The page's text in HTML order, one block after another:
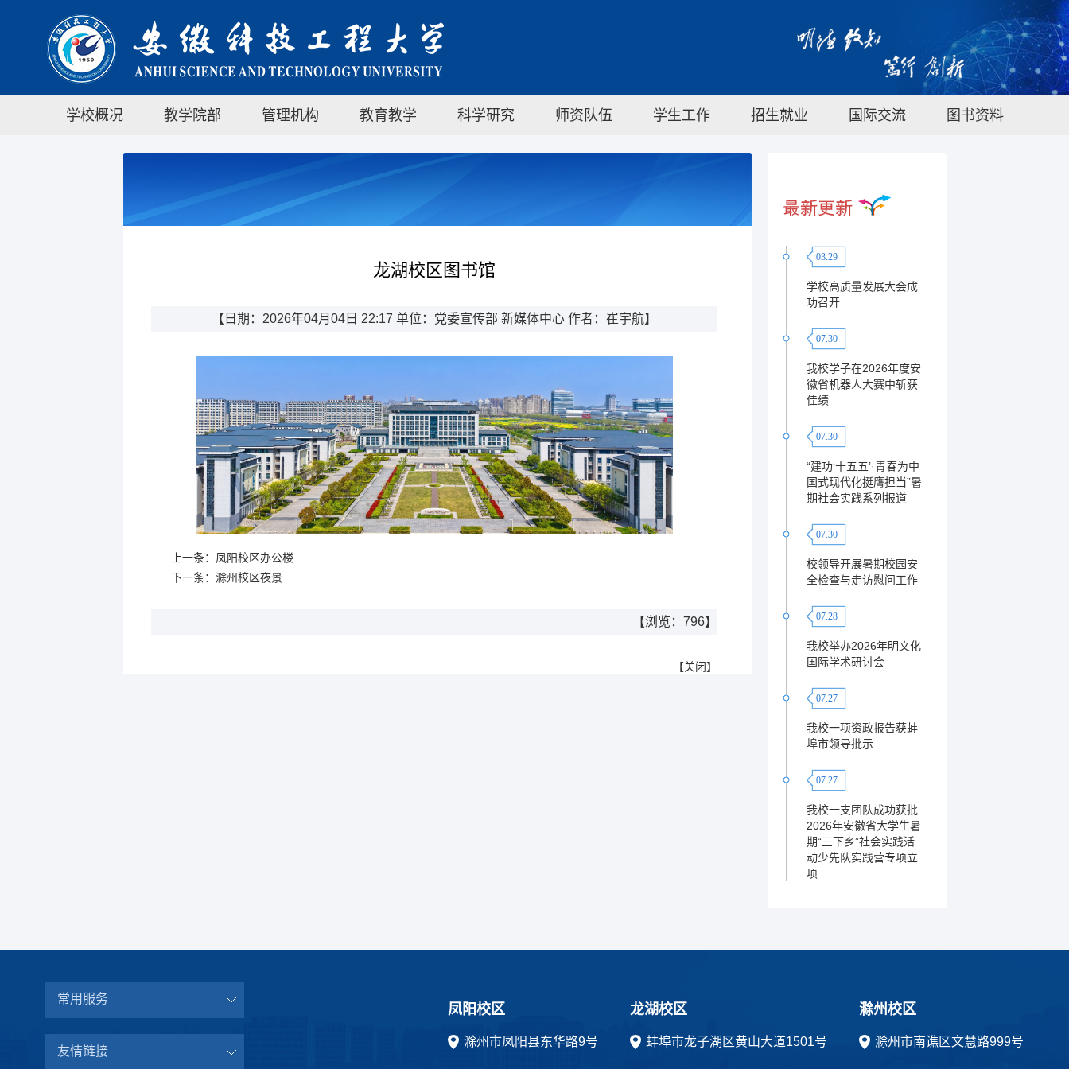
学校概况 教学院部 管理机构 教育教学 科学研究 师资队伍 学生工作 招生就业 国际交流 图书资料
龙湖校区图书馆
【日期：2026年04月04日 22:17 单位：党委宣传部 新媒体中心 作者：崔宇航】
上一条： 凤阳校区办公楼
下一条： 滁州校区夜景
【浏览： 796】
【关闭】
03.29
学校高质量发展大会成
功召开
07.30
我校学子在2026年度安
徽省机器人大赛中斩获
佳绩
07.30
“建功‘十五五’·青春为中
国式现代化挺膺担当”暑
期社会实践系列报道
07.30
校领导开展暑期校园安
全检查与走访慰问工作
07.28
我校举办2026年明文化
国际学术研讨会
07.27
我校一项资政报告获蚌
埠市领导批示
07.27
我校一支团队成功获批
2026年安徽省大学生暑
期“三下乡”社会实践活
动少先队实践营专项立
项
常用服务
友情链接
凤阳校区
滁州市凤阳县东华路9号
龙湖校区
蚌埠市龙子湖区黄山大道1501号
滁州校区
滁州市南谯区文慧路999号